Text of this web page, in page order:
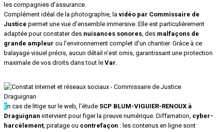
les compagnies d'assurance.
Complément idéal de la photographie, la vidéo par Commissaire de
Justice permet une vue d'ensemble immersive. Elle est particulièrement
adaptée pour constater des nuisances sonores , des malfaçons de
grande ampleur ou l'environnement complet d'un chantier. Grâce à ce
balayage visuel précis, aucun détail n'est omis, garantissant une protection
maximale de vos droits dans tout le Var
En cas de litige sur le web, l'étude SCP BLUM-VIGUIER-RENOUX à
Draguignan intervient pour figer la preuve numérique. Diffamation, cyber-
harcèlement , piratage ou contrefaçon : les contenus en ligne sont